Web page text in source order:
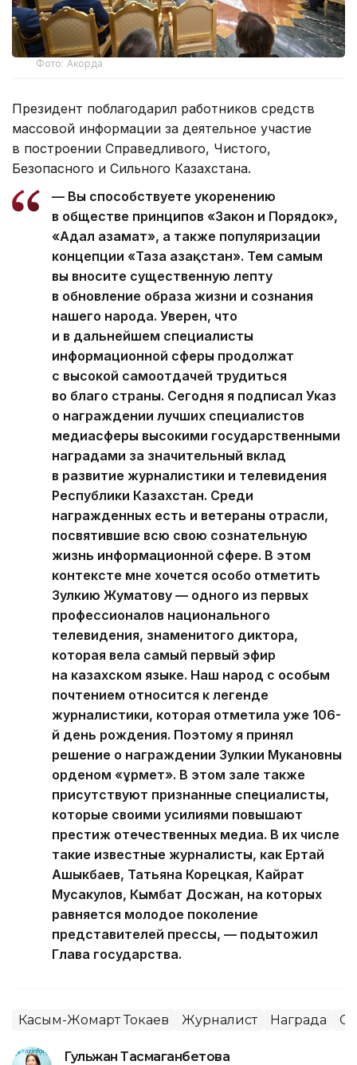
Фото: Акорда
Президент поблагодарил работников средств
массовой информации за деятельное участие
в построении Справедливого, Чистого,
Безопасного и Сильного Казахстана.
— Вы способствуете укоренению
в обществе принципов «Закон и Порядок»,
«Адал азамат», а также популяризации
концепции «Таза Қазақстан». Тем самым
вы вносите существенную лепту
в обновление образа жизни и сознания
нашего народа. Уверен, что
и в дальнейшем специалисты
информационной сферы продолжат
с высокой самоотдачей трудиться
во благо страны. Сегодня я подписал Указ
о награждении лучших специалистов
медиасферы высокими государственными
наградами за значительный вклад
в развитие журналистики и телевидения
Республики Казахстан. Среди
награжденных есть и ветераны отрасли,
посвятившие всю свою сознательную
жизнь информационной сфере. В этом
контексте мне хочется особо отметить
Зулкию Жуматову — одного из первых
профессионалов национального
телевидения, знаменитого диктора,
которая вела самый первый эфир
на казахском языке. Наш народ с особым
почтением относится к легенде
журналистики, которая отметила уже 106-
й день рождения. Поэтому я принял
решение о награждении Зулкии Мукановны
орденом «Құрмет». В этом зале также
присутствуют признанные специалисты,
которые своими усилиями повышают
престиж отечественных медиа. В их числе
такие известные журналисты, как Ертай
Ашыкбаев, Татьяна Корецкая, Кайрат
Мусакулов, Кымбат Досжан, на которых
равняется молодое поколение
представителей прессы, — подытожил
Глава государства.
Касым-Жомарт Токаев Журналист Награда
Гульжан Тасмаганбетова